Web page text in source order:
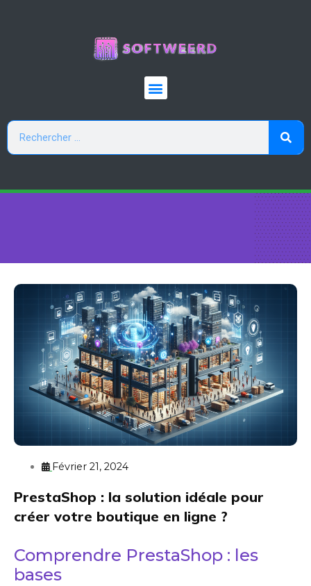
Février 21, 2024
PrestaShop : la solution idéale pour
créer votre boutique en ligne ?
Comprendre PrestaShop : les
bases